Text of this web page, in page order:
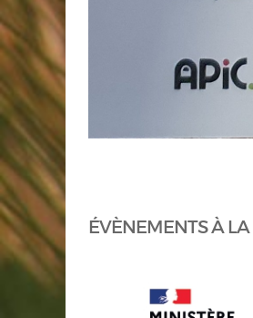
ÉVÈNEMENTS À LA